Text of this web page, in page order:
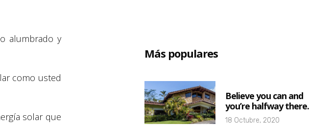
alumbrado y
como usted
solar que
Más populares
Believe you can and
you’re halfway there.
18 Octubre, 2020